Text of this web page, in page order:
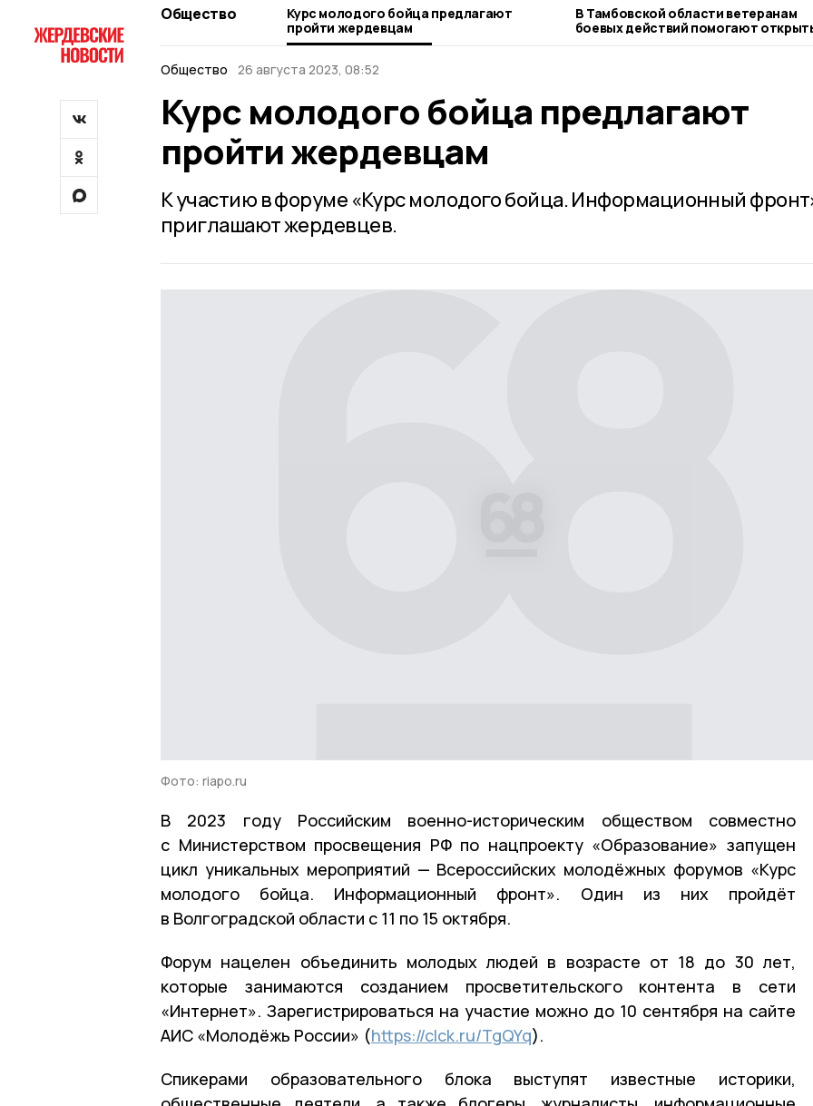
Общество
Курс молодого бойца предлагают
пройти жердевцам
В Тамбовской области ветеранам
боевых действий помогают
бизнес
Общество 26 августа 2023, 08:52
Курс молодого бойца предлагают
пройти жердевцам
К участию в форуме «Курс молодого бойца. Информационный
приглашают жердевцев.
Фото: riapo.ru
В 2023 году Российским военно-историческим обществом совместно
с Министерством просвещения РФ по нацпроекту «Образование» запущен
цикл уникальных мероприятий — Всероссийских молодёжных форумов «Курс
молодого бойца. Информационный фронт». Один из них пройдёт
в Волгоградской области с 11 по 15 октября.
Форум нацелен объединить молодых людей в возрасте от 18 до 30 лет,
которые занимаются созданием просветительского контента в сети
«Интернет». Зарегистрироваться на участие можно до 10 сентября на сайте
АИС «Молодёжь России» (https://clck.ru/TgQYq).
Спикерами образовательного блока выступят известные историки,